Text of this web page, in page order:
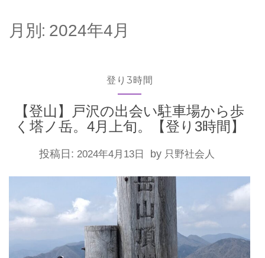
月別: 2024年4月
登り3時間
【登山】戸沢の出会い駐車場から歩
く塔ノ岳。4月上旬。【登り3時間】
投稿日: 2024年4月13日 by 只野社会人